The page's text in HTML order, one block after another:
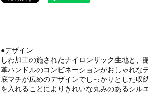
●デザイン
しわ加工の施されたナイロンザック生地と、
革ハンドルのコンビネーションがおしゃれな
底マチが広めのデザインでしっかりとした収
を入れることによりきれいな丸みのあるシル